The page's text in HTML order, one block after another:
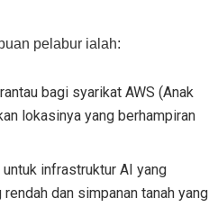
pelabur ialah:
bagi syarikat AWS (Anak
lokasinya yang berhampiran
infrastruktur AI yang
dan simpanan tanah yang